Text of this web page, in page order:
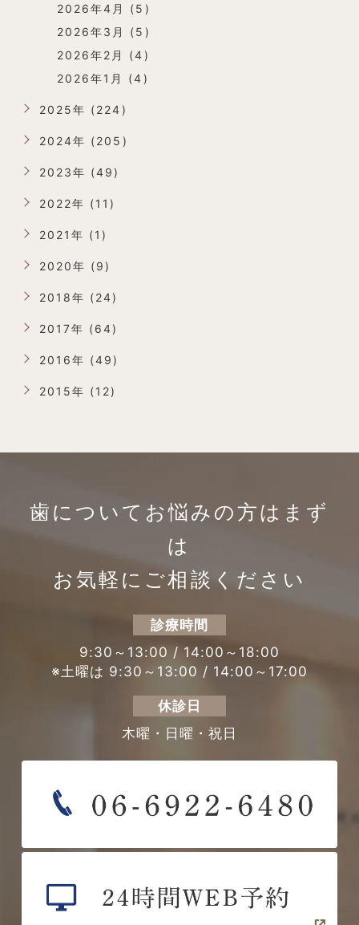
2026年4月 (5)
2026年3月 (5)
2026年2月 (4)
2026年1月 (4)
2025年 (224)
2024年 (205)
2023年 (49)
2022年 (11)
2021年 (1)
2020年 (9)
2018年 (24)
2017年 (64)
2016年 (49)
2015年 (12)
歯についてお悩みの方は まず
は
お気軽にご相談ください
診療時間
9:30～13:00 / 14:00～18:00
※土曜は 9:30～13:00 / 14:00～17:00
休診日
木曜・日曜・祝日